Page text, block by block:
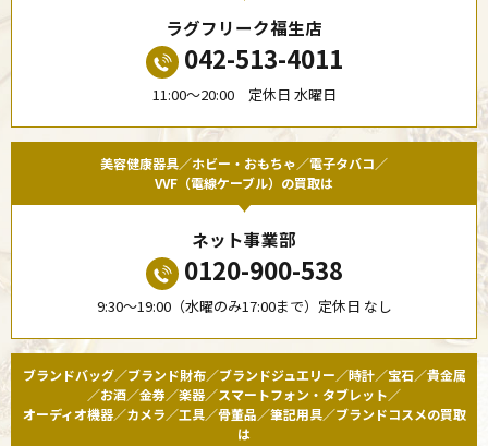
ラグフリーク福生店
042-513-4011
11:00〜20:00 定休日 水曜日
美容健康器具／ホビー・おもちゃ／電子タバコ／
VVF（電線ケーブル）の買取は
ネット事業部
0120-900-538
9:30〜19:00（水曜のみ17:00まで）定休日 なし
ブランドバッグ／ブランド財布／ブランドジュエリー／時計／宝石／貴金属
／お酒／金券／楽器／スマートフォン・タブレット／
オーディオ機器／カメラ／工具／骨董品／筆記用具／ブランドコスメの買取
は